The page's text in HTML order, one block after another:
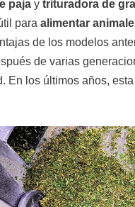
paja y trituradora de
para alimentar
de los modelos
de varias
En los últimos años,